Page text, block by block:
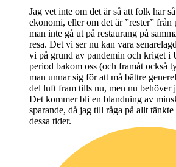
Jag vet inte om det är så att folk har
ekonomi, eller om det är ”rester”
man inte gå ut på restaurang på
resa. Det vi ser nu kan vara
vi på grund av pandemin och kriget i
period bakom oss (och framåt också
man unnar sig för att må bättre
del luft fram tills nu, men nu behöver
Det kommer bli en blandning av
sparande, då jag till råga på allt
dessa tider.